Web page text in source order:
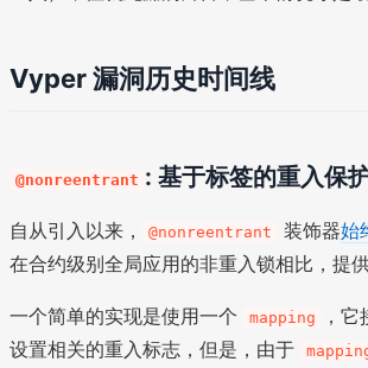
Vyper 漏洞历史时间线
@nonreentrant : 基于标签的重入保
自从引入以来， @nonreentrant 装饰器始
在合约级别全局应用的非重入锁相比，提
一个简单的实现是使用一个 mapping ，它
设置相关的重入标志，但是，由于